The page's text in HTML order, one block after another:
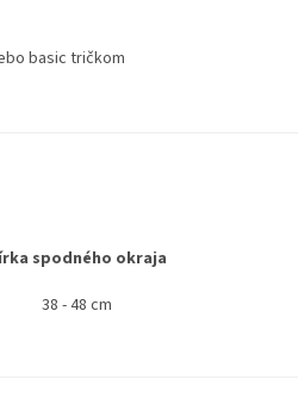
basic tričkom
spodného okraja
38 - 48 cm